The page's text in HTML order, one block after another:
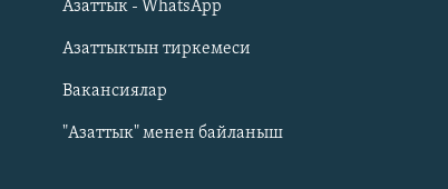
ОНЛАЙН ШЕРИНЕ
Азаттык - WhatsApp
Азаттыктын тиркемеси
Вакансиялар
"Азаттык" менен байланыш